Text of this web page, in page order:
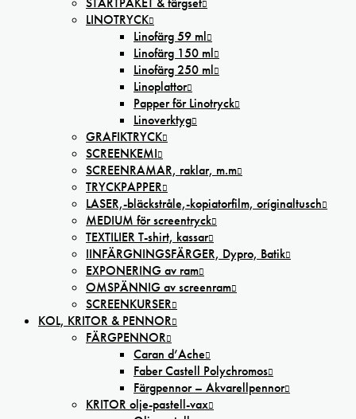
LINOTRYCK
Linofärg 59 ml
Linofärg 150 ml
Linofärg 250 ml
Linoplattor
Papper för Linotryck
Linoverktyg
GRAFIKTRYCK
SCREENKEMI
SCREENRAMAR, raklar, m.m
TRYCKPAPPER
LASER,-bläckstråle,-kopiatorfilm, oríginaltusch
MEDIUM för screentryck
TEXTILIER T-shirt, kassar
IINFÄRGNINGSFÄRGER, Dypro, Batik
EXPONERING av ram
OMSPÄNNIG av screenram
SCREENKURSER
KOL, KRITOR & PENNOR
FÄRGPENNOR
Caran d’Ache
Faber Castell Polychromos
Färgpennor – Akvarellpennor
KRITOR olje-pastell-vax